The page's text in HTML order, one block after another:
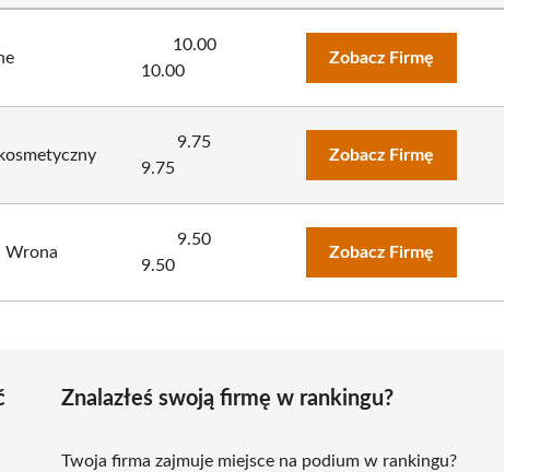
10.00
10.00
Zobacz Firmę
9.75
9.75
Zobacz Firmę
Wrona
9.50
9.50
Zobacz Firmę
Znalazłeś swoją firmę w rankingu?
Twoja firma zajmuje miejsce na podium w rankingu?